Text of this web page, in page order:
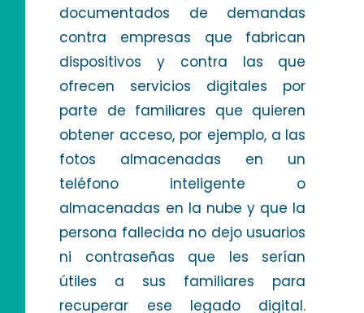
documentados de demandas
contra empresas que fabrican
dispositivos y contra las que
ofrecen servicios digitales por
parte de familiares que quieren
obtener acceso, por ejemplo, a las
fotos almacenadas en un
teléfono inteligente o
almacenadas en la nube y que la
persona fallecida no dejo usuarios
ni contraseñas que les serían
útiles a sus familiares para
recuperar ese legado digital.